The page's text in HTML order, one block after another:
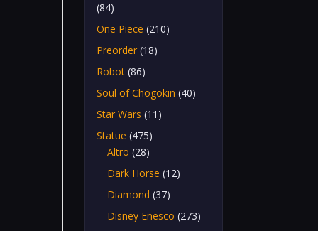
(84)
One Piece (210)
Preorder (18)
Robot (86)
Soul of Chogokin (40)
Star Wars (11)
Statue (475)
Altro (28)
Dark Horse (12)
Diamond (37)
Disney Enesco (273)